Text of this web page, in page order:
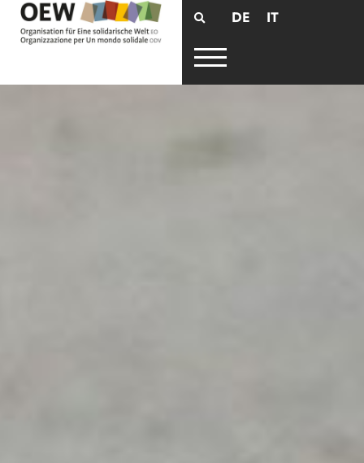
DE IT